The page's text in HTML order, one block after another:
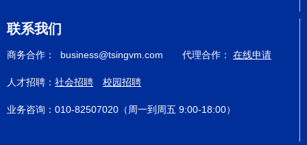
联系我们
商务合作： business@tsingvm.com 代理合作： 在线申请
人才招聘： 社会招聘 校园招聘
业务咨询：010-82507020（周一到周五 9:00-18:00）